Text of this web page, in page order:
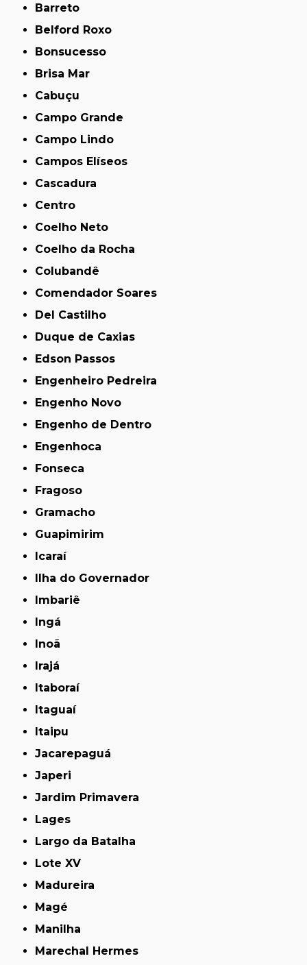
Barreto
Belford Roxo
Bonsucesso
Brisa Mar
Cabuçu
Campo Grande
Campo Lindo
Campos Elíseos
Cascadura
Centro
Coelho Neto
Coelho da Rocha
Colubandê
Comendador Soares
Del Castilho
Duque de Caxias
Edson Passos
Engenheiro Pedreira
Engenho Novo
Engenho de Dentro
Engenhoca
Fonseca
Fragoso
Gramacho
Guapimirim
Icaraí
Ilha do Governador
Imbariê
Ingá
Inoã
Irajá
Itaboraí
Itaguaí
Itaipu
Jacarepaguá
Japeri
Jardim Primavera
Lages
Largo da Batalha
Lote XV
Madureira
Magé
Manilha
Marechal Hermes